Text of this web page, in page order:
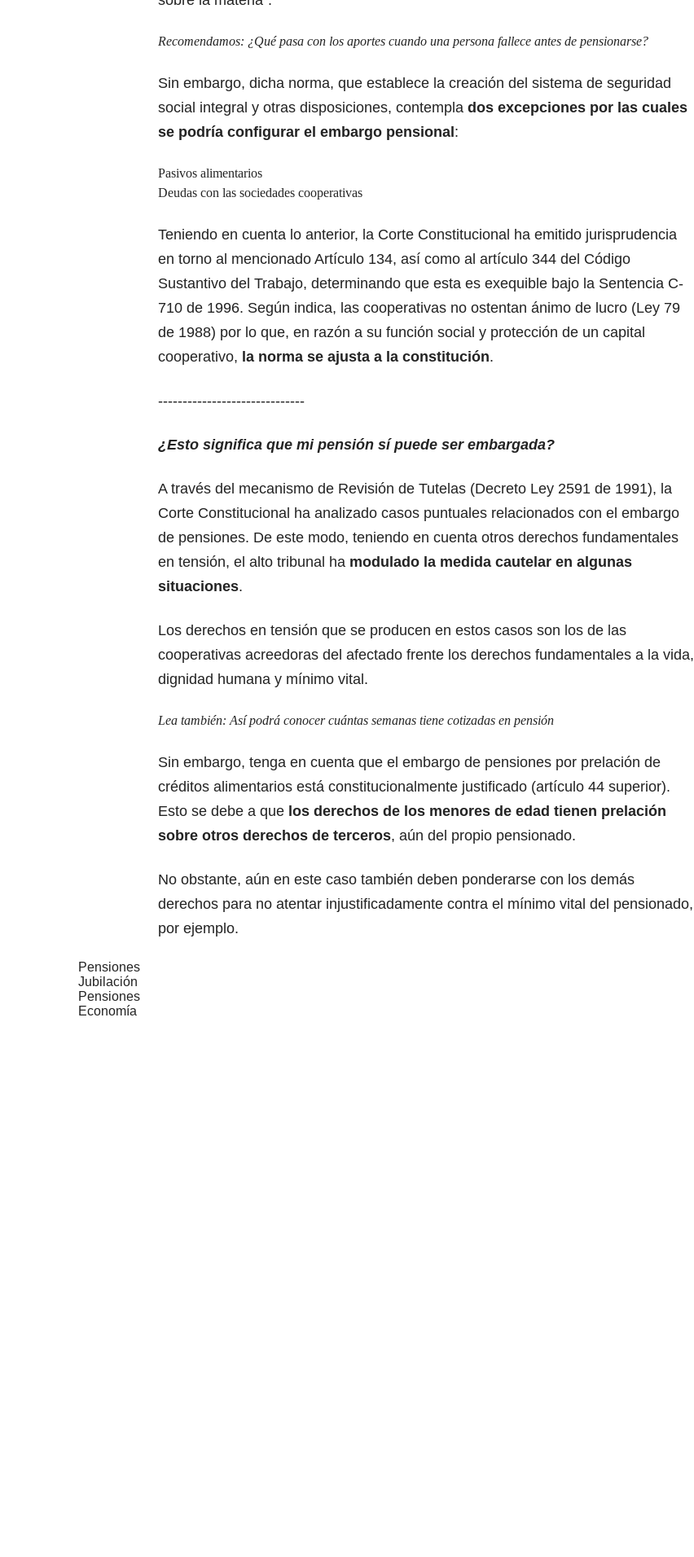
Recomendamos: ¿Qué pasa con los aportes cuando una persona fallece antes de pensionarse?
Sin embargo, dicha norma, que establece la creación del sistema de seguridad
social integral y otras disposiciones, contempla dos excepciones por las cuales
se podría configurar el embargo pensional:
Pasivos alimentarios
Deudas con las sociedades cooperativas
Teniendo en cuenta lo anterior, la Corte Constitucional ha emitido jurisprudencia
en torno al mencionado Artículo 134, así como al artículo 344 del Código
Sustantivo del Trabajo, determinando que esta es exequible bajo la Sentencia C-
710 de 1996. Según indica, las cooperativas no ostentan ánimo de lucro (Ley 79
de 1988) por lo que, en razón a su función social y protección de un capital
cooperativo, la norma se ajusta a la constitución.
------------------------------
¿Esto significa que mi pensión sí puede ser embargada?
A través del mecanismo de Revisión de Tutelas (Decreto Ley 2591 de 1991), la
Corte Constitucional ha analizado casos puntuales relacionados con el embargo
de pensiones. De este modo, teniendo en cuenta otros derechos fundamentales
en tensión, el alto tribunal ha modulado la medida cautelar en algunas
situaciones.
Los derechos en tensión que se producen en estos casos son los de las
cooperativas acreedoras del afectado frente los derechos fundamentales a la vida,
dignidad humana y mínimo vital.
Lea también: Así podrá conocer cuántas semanas tiene cotizadas en pensión
Sin embargo, tenga en cuenta que el embargo de pensiones por prelación de
créditos alimentarios está constitucionalmente justificado (artículo 44 superior).
Esto se debe a que los derechos de los menores de edad tienen prelación
sobre otros derechos de terceros, aún del propio pensionado.
No obstante, aún en este caso también deben ponderarse con los demás
derechos para no atentar injustificadamente contra el mínimo vital del pensionado,
por ejemplo.
Pensiones
Jubilación
Pensiones
Economía